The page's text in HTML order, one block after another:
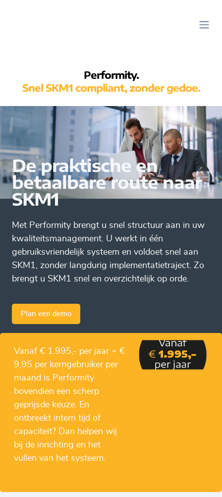
Performity.
Snel SKM1 compliant, zonder gedoe.
De praktische en
betaalbare route naar
SKM1
Met Performity brengt u snel structuur aan in uw
kwaliteitsmanagement. U werkt in één
gebruiksvriendelijk systeem en voldoet snel aan
SKM1, zonder langdurig implementatietraject. Zo
brengt u SKM1 snel en overzichtelijk op orde.
Plan een demo
Vanaf € 1.995,- per jaar + €
9,95 per kerngebruiker per
maand is Performity
bovendien een scherp
geprijsde keuze. En
ontbreekt intern tijd of
capaciteit? Dan helpen wij
bij de inrichting en het
vullen van het systeem.